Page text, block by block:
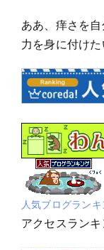
ああ、痒さを
力を身に付けた
人気ブログラン
アクセスラン